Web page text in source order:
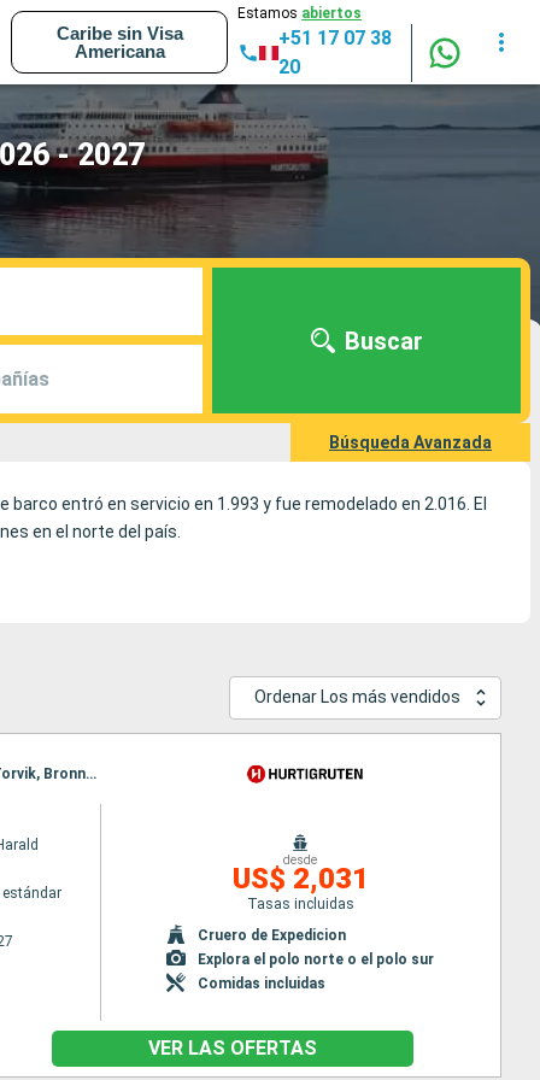
Caribe sin Visa
Americana
Estamos abiertos
+51 17 07 38
20
- 2027
Buscar
Búsqueda Avanzada
barco entró en servicio en 1.993 y fue remodelado en 2.016. El
en el norte del país.
Ordenar Los más vendidos
Itinerario : Bergen, Floro, Maloy, Torvik, Alesund, Molde, Maloy, Kristiansund, Trondheim, Rorvik, Torvik, Bronnoysund, Sandnessjoen, Nesna (pasaje círculo polar), Ornes, Bodo, Stamsund, Svolvaer, Stokmarknes, sortland, Risoyhamn, Harstad, Finnsnes, Tromso, Skjervoy, Alesund, Stokmarknes, sortland, Risoyhamn, Harstad, Finnsnes, Tromso, Skjervoy, Oksfjord, Hammerfest, Havoysund, Honningsvag, Kjollefjord, Mehamn, Berlevag, Molde, Oksfjord, Hammerfest, Havoysund, Honningsvag, Kjollefjord, Mehamn, Berlevag, Batsfjord, Vardo, Vadso, Kirkenes, Kristiansund, Batsfjord, Vardo, Vadso, Kirkenes, Berlevag, Mehamn, Kjollefjord, Honningsvag, Havoysund, Hammerfest, Oksfjord, Skjervoy, Tromso, Trondheim, Mehamn, Kjollefjord, Honningsvag, Havoysund, Hammerfest, Oksfjord, Skjervoy, Tromso, Finnsnes, Harstad, Risoyhamn, sortland, Stokmarknes, Svolvaer, Stamsund, Finnsnes, Harstad, Risoyhamn, sortland, Stokmarknes, Svolvaer, Stamsund, Bodo, Ornes, Nesna (pasaje círculo polar), Sandnessjoen, Bronnoysund, Rorvik, Bodo, Ornes, Nesna (pasaje círculo polar), Sandnessjoen, Bronnoysund, Rorvik, Trondheim, Kristiansund, Molde, Sandnessjoen, Trondheim, Kristiansund, Molde, Alesund, Torvik, Maloy, Floro, Bergen, Nesna (pasaje círculo polar), Alesund, Torvik, Maloy, Floro, Bergen, Ornes, Bodo, Stamsund, Svolvaer, Stokmarknes, sortland, Risoyhamn, Harstad, Finnsnes, Tromso, Skjervoy, Oksfjord, Hammerfest, Havoysund, Honningsvag, Kjollefjord, Mehamn, Berlevag, Batsfjord, Vardo, Vadso, Kirkenes, Vardo, Batsfjord, Berlevag, Mehamn, Kjollefjord, Honningsvag, Havoysund, Hammerfest, Oksfjord, Skjervoy, Tromso, Finnsnes, Harstad, Risoyhamn, sortland, Stokmarknes, Svolvaer, Stamsund, Bodo, Ornes, Nesna (pasaje círculo polar), Sandnessjoen, Bronnoysund, Rorvik, Trondheim, Kristiansund, Molde, Alesund, Torvik, Maloy, Floro, Bergen
desde
US$ 2,031
Tasas incluidas
Cruero de Expedicion
Explora el polo norte o el polo sur
Comidas incluidas
VER LAS OFERTAS